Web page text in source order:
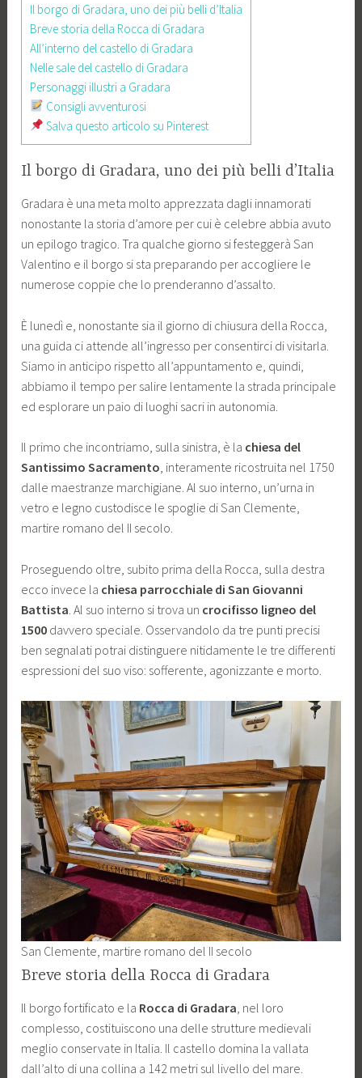
Il borgo di Gradara, uno dei più belli d’Italia
Breve storia della Rocca di Gradara
All’interno del castello di Gradara
Nelle sale del castello di Gradara
Personaggi illustri a Gradara
Consigli avventurosi
Salva questo articolo su Pinterest
Il borgo di Gradara, uno dei più belli d’Italia
Gradara è una meta molto apprezzata dagli innamorati
nonostante la storia d’amore per cui è celebre abbia avuto
un epilogo tragico. Tra qualche giorno si festeggerà San
Valentino e il borgo si sta preparando per accogliere le
numerose coppie che lo prenderanno d’assalto.
È lunedì e, nonostante sia il giorno di chiusura della Rocca,
una guida ci attende all’ingresso per consentirci di visitarla.
Siamo in anticipo rispetto all’appuntamento e, quindi,
abbiamo il tempo per salire lentamente la strada principale
ed esplorare un paio di luoghi sacri in autonomia.
Il primo che incontriamo, sulla sinistra, è la chiesa del
Santissimo Sacramento, interamente ricostruita nel 1750
dalle maestranze marchigiane. Al suo interno, un’urna in
vetro e legno custodisce le spoglie di San Clemente,
martire romano del II secolo.
Proseguendo oltre, subito prima della Rocca, sulla destra
ecco invece la chiesa parrocchiale di San Giovanni
Battista . Al suo interno si trova un crocifisso ligneo del
1500 davvero speciale. Osservandolo da tre punti precisi
ben segnalati potrai distinguere nitidamente le tre differenti
espressioni del suo viso: sofferente, agonizzante e morto.
San Clemente, martire romano del II secolo
Breve storia della Rocca di Gradara
Il borgo fortificato e la Rocca di Gradara, nel loro
complesso, costituiscono una delle strutture medievali
meglio conservate in Italia. Il castello domina la vallata
dall’alto di una collina a 142 metri sul livello del mare.